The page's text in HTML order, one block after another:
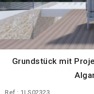
Grundstück mit
Ref.: 1LS02323